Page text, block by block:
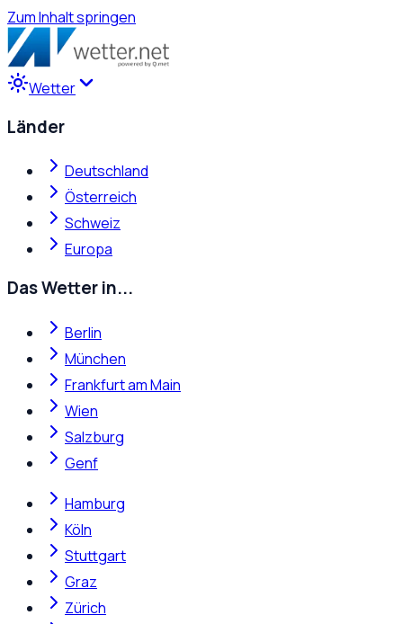
Zum Inhalt springen
Wetter
Länder
Deutschland
Österreich
Schweiz
Europa
Das Wetter in...
Berlin
München
Frankfurt am Main
Wien
Salzburg
Genf
Hamburg
Köln
Stuttgart
Graz
Zürich